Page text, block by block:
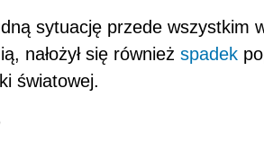
sytuację przede wszystkim
nałożył się również spadek
światowej.